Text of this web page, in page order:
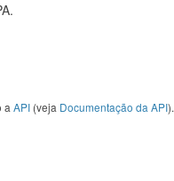
a API (veja Documentação da API).